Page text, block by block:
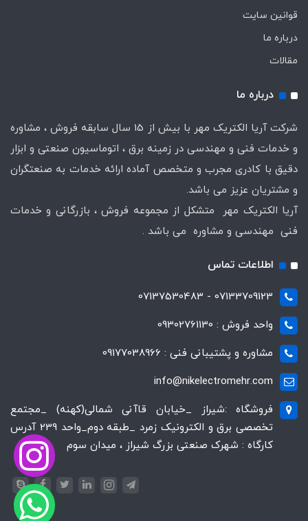
قوانین سایت
درباره ما
مقالات
درباره ما
شرکت آریا الکتریک مهر با بیش از 15 سال سابقه فروش ، مشاوره
و خدمات فنی و مهندسی در زمینه برق ، اتوماسیون صنعتی و ابزار
دقیق با کادری مجرب و متخصص آماده ارائه خدمات به صنعتگران
و مشتریان عزیز می باشد.
آریا الکتریک مهر متشکل از مجموعه فروش ، بازرگانی و خدمات
فنی مهندسی و مشاوره می باشد .
اطلاعات تماس
07133709123 - 07137530483
واحد فروش : 09302761130
مشاوره و پشتیبانی فنی : 09177038966
info@nikelectromehr.com
فروشگاه :شیراز _خیابان قاآنی شمالی(کهنه) _مجتمع
تخصصی برق و الکترونیک زمرد _طبقه دوم_واحد 239 آدرس
کارگاه : شهرک صنعتی بزرگ شیراز ، میدان سوم